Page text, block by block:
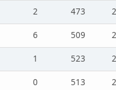
2 473
6 509
1 523
0 513